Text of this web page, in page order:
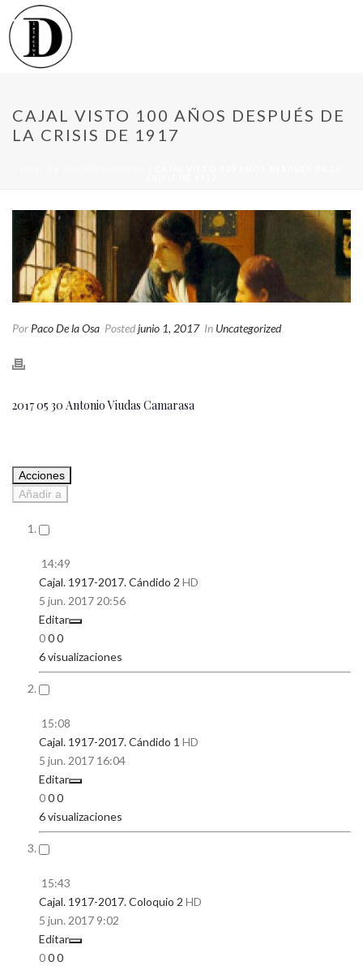
CAJAL VISTO 100 AÑOS DESPUÉS DE
LA CRISIS DE 1917
Por Paco De la Osa Postedjunio 1, 2017 In Uncategorized
2017 05 30 Antonio Viudas Camarasa
Acciones
Añadir a
14:49
Cajal. 1917-2017. Cándido 2 HD
5 jun. 201720:56
Editar
000
6 visualizaciones
15:08
Cajal. 1917-2017. Cándido 1 HD
5 jun. 2017 16:04
Editar
000
6 visualizaciones
15:43
Cajal. 1917-2017. Coloquio 2 HD
5 jun. 2017 9:02
Editar
000